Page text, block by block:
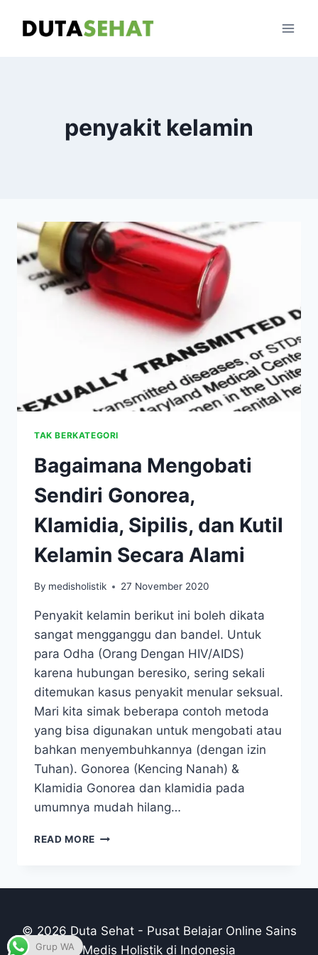
penyakit kelamin
TAK BERKATEGORI
Bagaimana Mengobati
Sendiri Gonorea,
Klamidia, Sipilis, dan Kutil
Kelamin Secara Alami
By medisholistik 27 November 2020
Penyakit kelamin berikut ini boleh dikata
sangat mengganggu dan bandel. Untuk
para Odha (Orang Dengan HIV/AIDS)
karena hubungan beresiko, sering sekali
ditemukan kasus penyakit menular seksual.
Mari kita simak beberapa contoh metoda
yang bisa digunakan untuk mengobati atau
bahkan menyembuhkannya (dengan izin
Tuhan). Gonorea (Kencing Nanah) &
Klamidia Gonorea dan klamidia pada
umumnya mudah hilang…
READ MORE BAGAIMANA
DAN
© 2026 Duta Sehat - Pusat Belajar Online Sains
Medis Holistik di Indonesia
Grup WA